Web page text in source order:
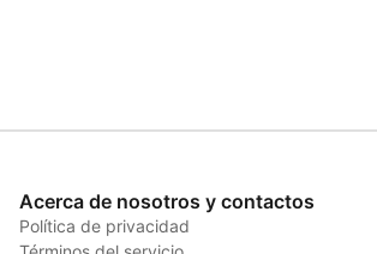
Acerca de nosotros y contactos
Política de privacidad